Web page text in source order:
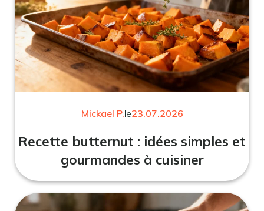
Mickael P.le23.07.2026
Recette butternut : idées simples et
gourmandes à cuisiner